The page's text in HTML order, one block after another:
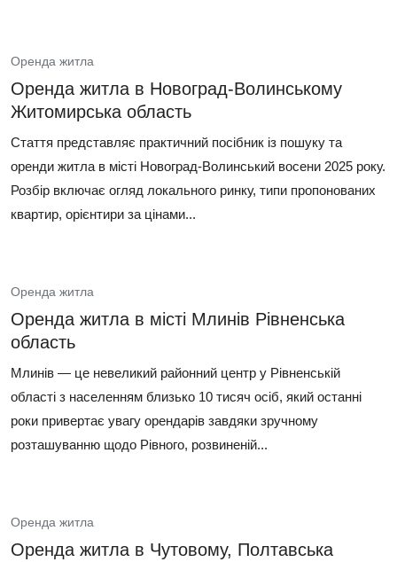
Оренда житла
Оренда житла в Новоград-Волинському
Житомирська область
Стаття представляє практичний посібник із пошуку та
оренди житла в місті Новоград-Волинський восени 2025 року.
Розбір включає огляд локального ринку, типи пропонованих
квартир, орієнтири за цінами...
Оренда житла
Оренда житла в місті Млинів Рівненська
область
Млинів — це невеликий районний центр у Рівненській
області з населенням близько 10 тисяч осіб, який останні
роки привертає увагу орендарів завдяки зручному
розташуванню щодо Рівного, розвиненій...
Оренда житла
Оренда житла в Чутовому, Полтавська